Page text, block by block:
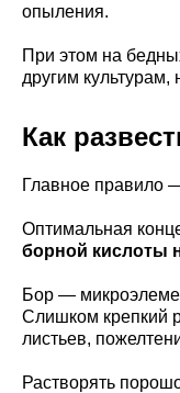
опыления.
При этом на
другим
Как
Главное правило
Оптимальная
борной кислоты
Бор —
Слишком крепкий
листьев,
Растворять